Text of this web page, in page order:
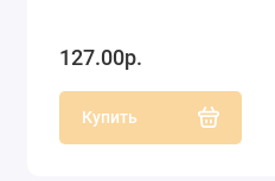
127.00р.
Купить